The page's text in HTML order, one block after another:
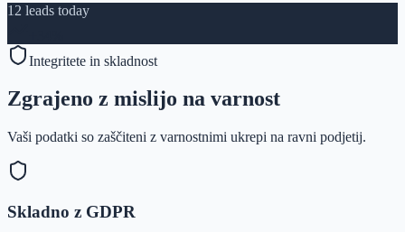
12 leads today
Integritete in skladnost
Zgrajeno z mislijo na varnost
Vaši podatki so zaščiteni z varnostnimi ukrepi na ravni podjetij.
Skladno z GDPR